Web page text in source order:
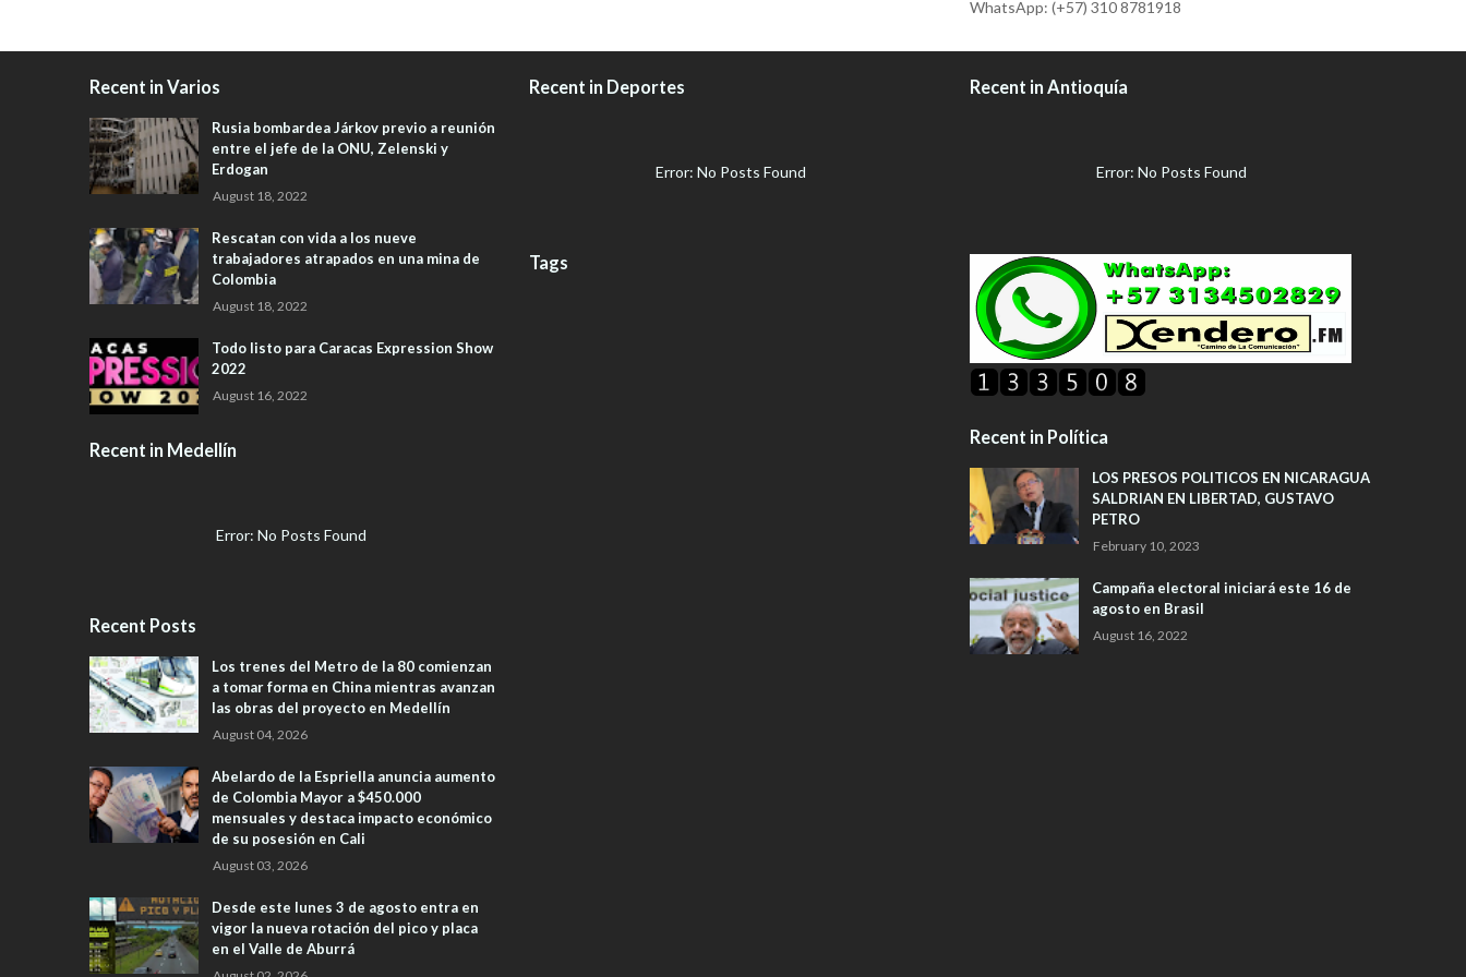
WhatsApp: (+57) 310 8781918
Recent in Varios
Rusia bombardea Járkov previo a reunión
entre el jefe de la ONU, Zelenski y
Erdogan
August 18, 2022
Rescatan con vida a los nueve
trabajadores atrapados en una mina de
Colombia
August 18, 2022
Todo listo para Caracas Expression Show
2022
August 16, 2022
Recent in Medellín
Error: No Posts Found
Recent Posts
Los trenes del Metro de la 80 comienzan
a tomar forma en China mientras avanzan
las obras del proyecto en Medellín
August 04, 2026
Abelardo de la Espriella anuncia aumento
de Colombia Mayor a $450.000
mensuales y destaca impacto económico
de su posesión en Cali
August 03, 2026
Desde este lunes 3 de agosto entra en
vigor la nueva rotación del pico y placa
en el Valle de Aburrá
Recent in Deportes
Error: No Posts Found
Tags
Recent in Antioquía
Error: No Posts Found
Recent in Política
LOS PRESOS POLITICOS EN NICARAGUA
SALDRIAN EN LIBERTAD, GUSTAVO
PETRO
February 10, 2023
Campaña electoral iniciará este 16 de
agosto en Brasil
August 16, 2022